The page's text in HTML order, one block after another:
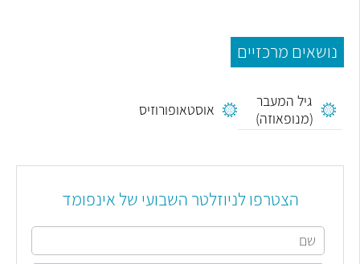
נושאים מרכזיים
גיל המעבר
(מנופאוזה)
אוסטאופורוזיס
הצטרפו לניוזלטר השבועי של אינפומד